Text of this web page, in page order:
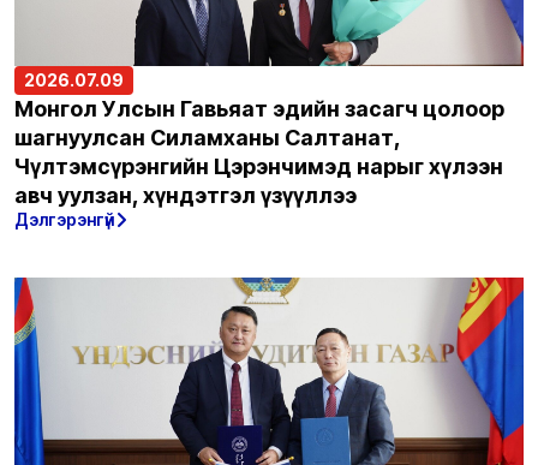
2026.07.09
Монгол Улсын Гавьяат эдийн засагч цолоор
шагнуулсан Силамханы Салтанат,
Чүлтэмсүрэнгийн Цэрэнчимэд нарыг хүлээн
авч уулзан, хүндэтгэл үзүүллээ
Дэлгэрэнгүй